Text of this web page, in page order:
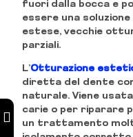
fuori dalla bocca e
essere una
estese, vecchie
parziali.
L’Otturazione
diretta del dente
naturale. Viene
carie o per riparare
un trattamento